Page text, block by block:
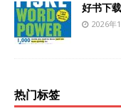
好书下
2026年
热门标签